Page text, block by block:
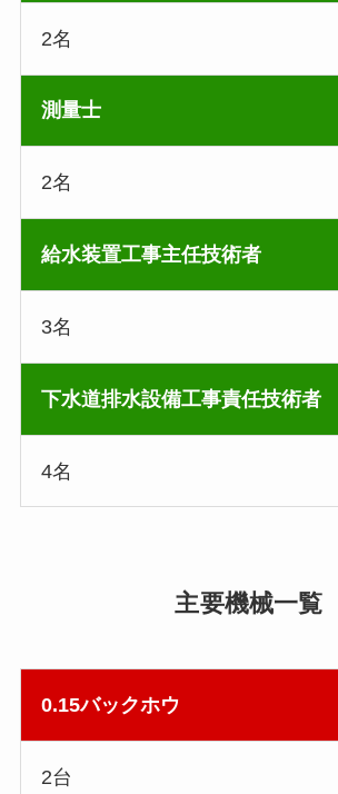
2名
測量士
2名
給水装置工事主任技術者
3名
下水道排水設備工事責任技術者
4名
主要機械一覧
0.15バックホウ
2台